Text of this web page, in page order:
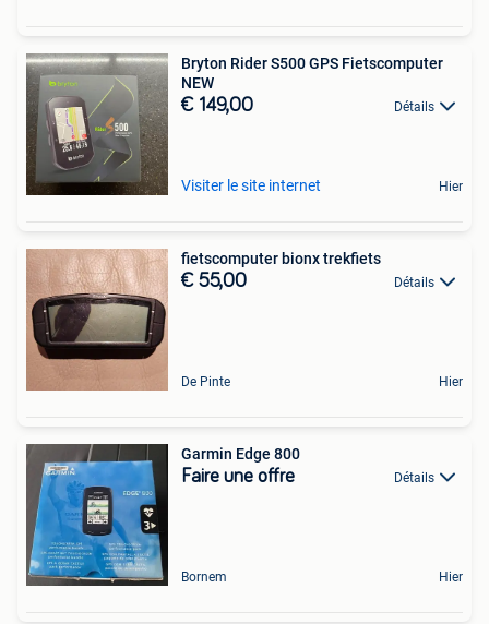
Bryton Rider S500 GPS Fietscomputer
NEW
€ 149,00 Détails
Visiter le site internet Hier
fietscomputer bionx trekfiets
€ 55,00 Détails
De Pinte Hier
Garmin Edge 800
Faire une offre Détails
Bornem Hier